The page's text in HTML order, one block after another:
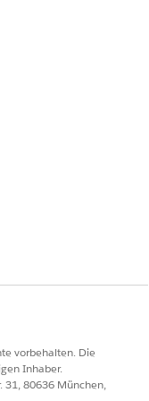
aus Ihrem
aus Salesforce
finden Sie unter
mithilfe von
zu Finanz-
DIESES ARTIKELS
vorbehalten. Die
Inhaber.
31, 80636 München,